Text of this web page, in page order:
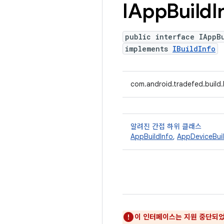
IAppBuild
public interface
implements IBuildInfo
알려진 간접 하위 클래스
AppBuildInfo,
이 인터페이스는 지원 중단되